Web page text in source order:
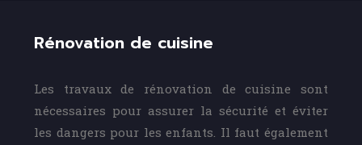
Rénovation de cuisine
Les travaux de rénovation de cuisine sont
nécessaires pour assurer la sécurité et éviter
les dangers pour les enfants. Il faut également